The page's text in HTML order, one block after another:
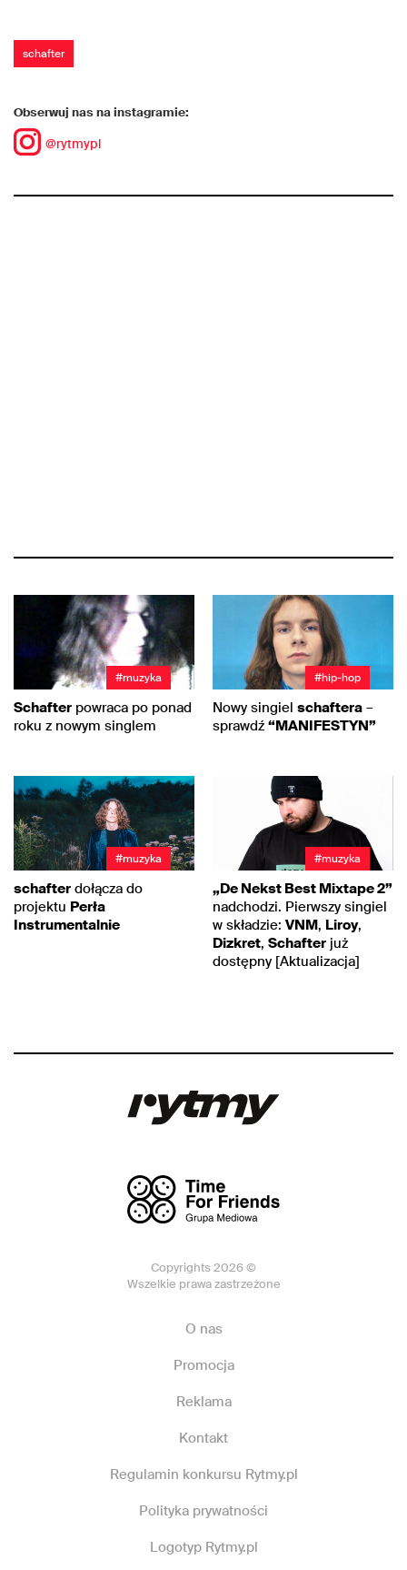
schafter
Obserwuj nas na instagramie:
@rytmypl
#muzyka
Schafter powraca po ponad
roku z nowym singlem
#hip-hop
Nowy singiel schaftera –
sprawdź “MANIFESTYN”
#muzyka
schafter dołącza do
projektu Perła
Instrumentalnie
#muzyka
„De Nekst Best Mixtape 2”
nadchodzi. Pierwszy singiel
w składzie: VNM, Liroy,
Dizkret, Schafter już
dostępny [Aktualizacja]
Copyrights 2026 ©
Wszelkie prawa zastrzeżone
O nas
Promocja
Reklama
Kontakt
Regulamin konkursu Rytmy.pl
Polityka prywatności
Logotyp Rytmy.pl